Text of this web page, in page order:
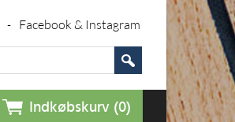
- Facebook & Instagram
Indkøbskurv (0)